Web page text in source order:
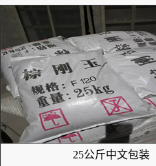
25公斤中文包装